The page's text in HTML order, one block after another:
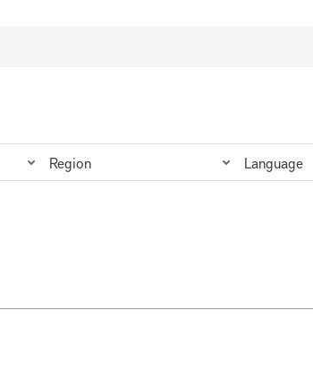
Region Language